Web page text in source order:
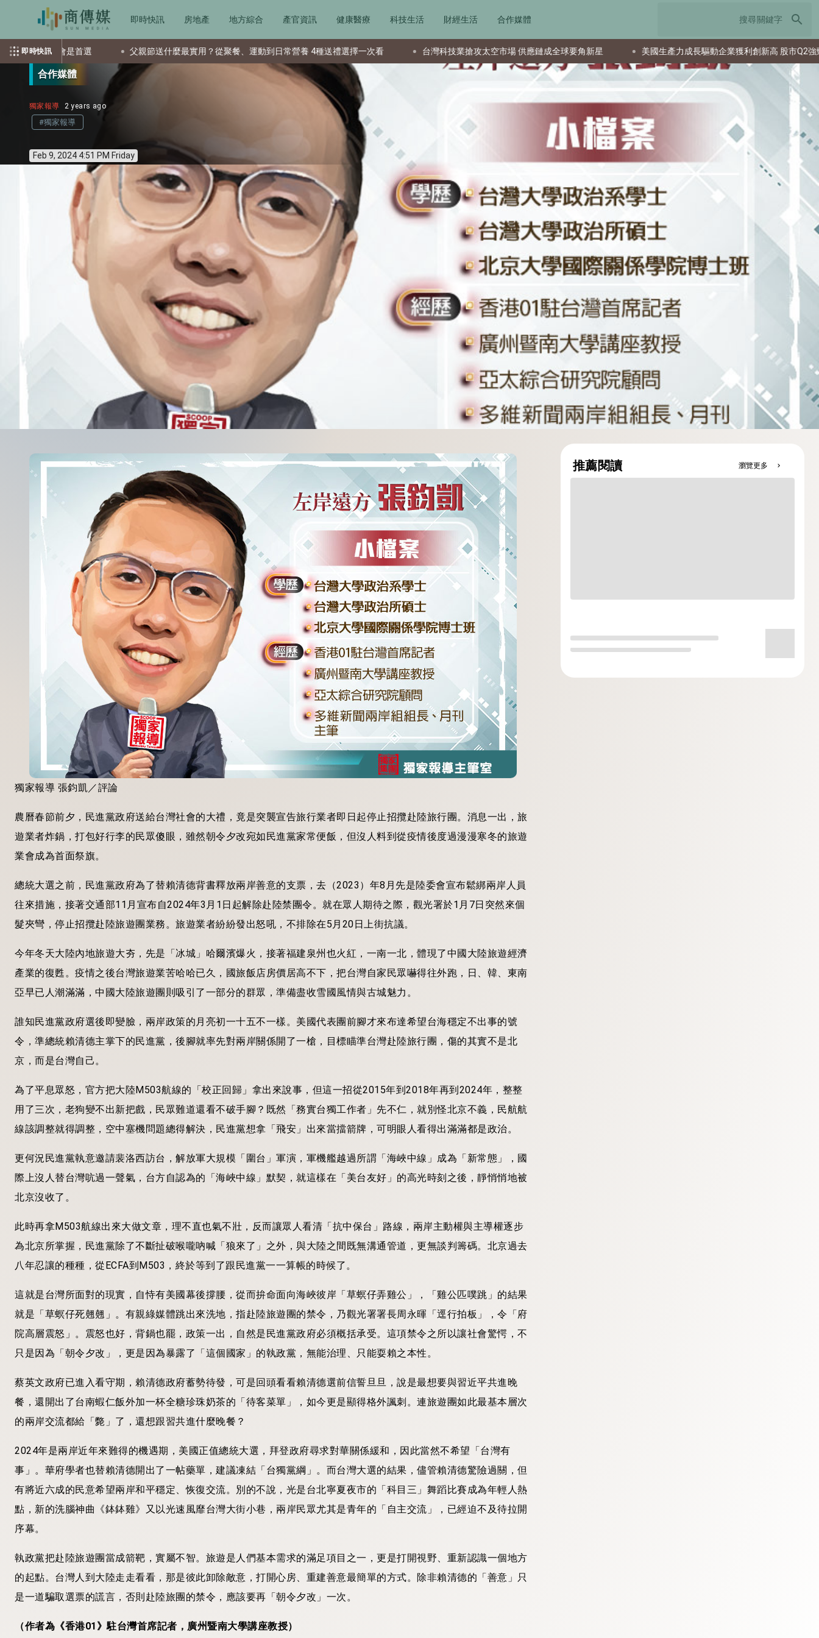
即時快訊 房地產 地方綜合 產官資訊 健康醫療 科技生活 財經生活 合作媒體 search
即時快訊
選 父親節送什麼最實用？從聚餐、運動到日常營養 4種送禮選擇一次看 台灣科技業搶攻太空市場 供應鏈成全球要角新星 美國生產力成長驅動企業獲利創新高 股市Q2強勁反彈 日
合作媒體
獨家報導 2 years ago
#獨家報導
Feb 9, 2024 4:51 PM Friday
獨家報導 張鈞凱／評論
農曆春節前夕，民進黨政府送給台灣社會的大禮，竟是突襲宣告旅行業者即日起停止招攬赴陸旅行團。消息一出，旅
遊業者炸鍋，打包好行李的民眾傻眼，雖然朝令夕改宛如民進黨家常便飯，但沒人料到從疫情後度過漫漫寒冬的旅遊
業會成為首面祭旗。
總統大選之前，民進黨政府為了替賴清德背書釋放兩岸善意的支票，去（2023）年8月先是陸委會宣布鬆綁兩岸人員
往來措施，接著交通部11月宣布自2024年3月1日起解除赴陸禁團令。就在眾人期待之際，觀光署於1月7日突然來個
髮夾彎，停止招攬赴陸旅遊團業務。旅遊業者紛紛發出怒吼，不排除在5月20日上街抗議。
今年冬天大陸內地旅遊大夯，先是「冰城」哈爾濱爆火，接著福建泉州也火紅，一南一北，體現了中國大陸旅遊經濟
產業的復甦。疫情之後台灣旅遊業苦哈哈已久，國旅飯店房價居高不下，把台灣自家民眾嚇得往外跑，日、韓、東南
亞早已人潮滿滿，中國大陸旅遊團則吸引了一部分的群眾，準備盡收雪國風情與古城魅力。
誰知民進黨政府選後即變臉，兩岸政策的月亮初一十五不一樣。美國代表團前腳才來布達希望台海穩定不出事的號
令，準總統賴清德主掌下的民進黨，後腳就率先對兩岸關係開了一槍，目標瞄準台灣赴陸旅行團，傷的其實不是北
京，而是台灣自己。
為了平息眾怒，官方把大陸M503航線的「校正回歸」拿出來說事，但這一招從2015年到2018年再到2024年，整整
用了三次，老狗變不出新把戲，民眾難道還看不破手腳？既然「務實台獨工作者」先不仁，就別怪北京不義，民航航
線該調整就得調整，空中塞機問題總得解決，民進黨想拿「飛安」出來當擋箭牌，可明眼人看得出滿滿都是政治。
更何況民進黨執意邀請裴洛西訪台，解放軍大規模「圍台」軍演，軍機艦越過所謂「海峽中線」成為「新常態」，國
際上沒人替台灣吭過一聲氣，台方自認為的「海峽中線」默契，就這樣在「美台友好」的高光時刻之後，靜悄悄地被
北京沒收了。
此時再拿M503航線出來大做文章，理不直也氣不壯，反而讓眾人看清「抗中保台」路線，兩岸主動權與主導權逐步
為北京所掌握，民進黨除了不斷扯破喉嚨吶喊「狼來了」之外，與大陸之間既無溝通管道，更無談判籌碼。北京過去
八年忍讓的種種，從ECFA到M503，終於等到了跟民進黨一一算帳的時候了。
這就是台灣所面對的現實，自恃有美國幕後撐腰，從而拚命面向海峽彼岸「草螟仔弄雞公」，「雞公匹噗跳」的結果
就是「草螟仔死翹翹」。有親綠媒體跳出來洗地，指赴陸旅遊團的禁令，乃觀光署署長周永暉「逕行拍板」，令「府
院高層震怒」。震怒也好，背鍋也罷，政策一出，自然是民進黨政府必須概括承受。這項禁令之所以讓社會驚愕，不
只是因為「朝令夕改」，更是因為暴露了「這個國家」的執政黨，無能治理、只能耍賴之本性。
蔡英文政府已進入看守期，賴清德政府蓄勢待發，可是回頭看看賴清德選前信誓旦旦，說是最想要與習近平共進晚
餐，還開出了台南蝦仁飯外加一杯全糖珍珠奶茶的「待客菜單」，如今更是顯得格外諷刺。連旅遊團如此最基本層次
的兩岸交流都給「斃」了，還想跟習共進什麼晚餐？
2024年是兩岸近年來難得的機遇期，美國正值總統大選，拜登政府尋求對華關係緩和，因此當然不希望「台灣有
事」。華府學者也替賴清德開出了一帖藥單，建議凍結「台獨黨綱」。而台灣大選的結果，儘管賴清德驚險過關，但
有將近六成的民意希望兩岸和平穩定、恢復交流。別的不說，光是台北寧夏夜市的「科目三」舞蹈比賽成為年輕人熱
點，新的洗腦神曲《鉢鉢雞》又以光速風靡台灣大街小巷，兩岸民眾尤其是青年的「自主交流」，已經迫不及待拉開
序幕。
執政黨把赴陸旅遊團當成箭靶，實屬不智。旅遊是人們基本需求的滿足項目之一，更是打開視野、重新認識一個地方
的起點。台灣人到大陸走走看看，那是彼此卸除敵意，打開心房、重建善意最簡單的方式。除非賴清德的「善意」只
是一道騙取選票的謊言，否則赴陸旅團的禁令，應該要再「朝令夕改」一次。
（作者為《香港01 》駐台灣首席記者，廣州暨南大學講座教授）
推薦閱讀 瀏覽更多 chevron_right